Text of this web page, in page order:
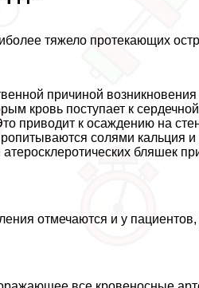
тяжело протекающих
причиной
кровь поступает к
приводит к осаждению на
солями кальция и
атеросклеротических бляшек
отмечаются и у